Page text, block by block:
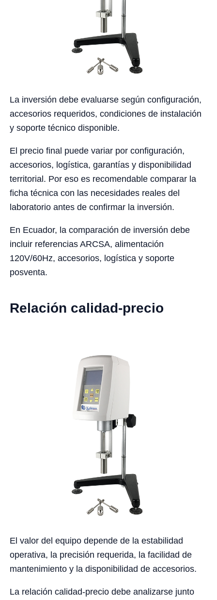
La inversión debe evaluarse según configuración,
accesorios requeridos, condiciones de instalación
y soporte técnico disponible.
El precio final puede variar por configuración,
accesorios, logística, garantías y disponibilidad
territorial. Por eso es recomendable comparar la
ficha técnica con las necesidades reales del
laboratorio antes de confirmar la inversión.
En Ecuador, la comparación de inversión debe
incluir referencias ARCSA, alimentación
120V/60Hz, accesorios, logística y soporte
posventa.
Relación calidad-precio
El valor del equipo depende de la estabilidad
operativa, la precisión requerida, la facilidad de
mantenimiento y la disponibilidad de accesorios.
La relación calidad-precio debe analizarse junto